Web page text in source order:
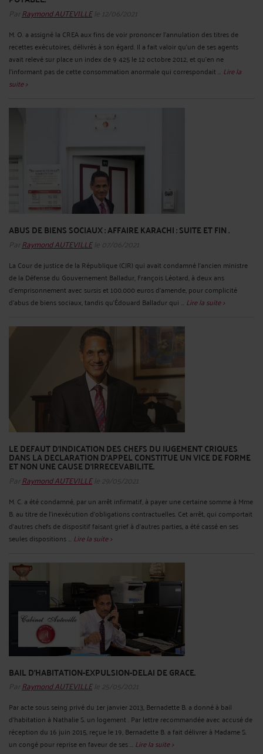
Par Raymond AUTEVILLEle 12/06/2021
M. O. a assigné la CREA aux fins de voir prononcer l'annulation des titres de
recettes exécutoires, délivrés à son égard. Il a fait valoir qu'un de ses agents
avait relevé sur place un index de 9 425 le 12 octobre 2012, et qu'en ne
l'informant pas de cette consommation anormale qui correspondait ... Lire la
suite >
ABUS DE BIENS SOCIAUX : AFFAIRE KARACHI : SUITE ET FIN .
Par Raymond AUTEVILLEle 07/06/2021
La Cour de justice de la République (CJR) qui avait condamné l’ancien ministre
de la Défense du Gouvernement Balladur, François Léotard, à deux ans
d'emprisonnement avec sursis et 100.000 euros d’amende, pour complicité
d'abus de biens sociaux, tandis qu'Édouard Balladur qui ... Lire la suite >
LE DEFAUT D’INDICATION DES CHEFS DU JUGEMENT CRIQUES
DANS LA DECLARATION D’APPEL CONSTITUE UN VICE DE FORME
ET NON UNE CAUSE D’IRRECEVABILITE.
Par Raymond AUTEVILLEle 29/05/2021
M. C. a été condamné, par un arrêt infirmatif, à payer une certaine somme à Mme
B. au titre de l'inexécution d'obligations contractuelles. Cet arrêt, qui comportait
d'autres chefs de dispositif faisant grief à d'autres parties, a été cassé en ses
seules dispositions ... Lire la suite >
BAIL D’HABITATION-EXPULSION-DELAI DE GRACE.
Par Raymond AUTEVILLEle 25/05/2021
Par acte sous seing privé du 1er janvier 2013, Bernadette B. a donné à bail
d'habitation à Nathalie S. un logement . Par lettre recommandée avec accusé de
réception du 16 juin 2015, reçue le 19, Bernadette B. a fait délivrer à Madame S.
un congé pour reprise en faveur de ses ... Lire la suite >